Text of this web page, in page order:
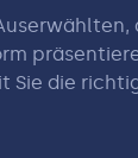
Sie die